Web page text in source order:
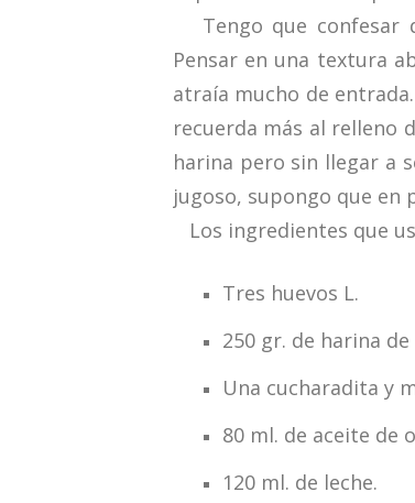
Tengo que confesar
Pensar en una textura
atraía mucho de
recuerda más al relleno
harina pero sin llegar a
jugoso, supongo que en
Los ingredientes que
Tres huevos L.
250 gr. de harina
Una cucharadita y
80 ml. de aceite de
120 ml. de leche.